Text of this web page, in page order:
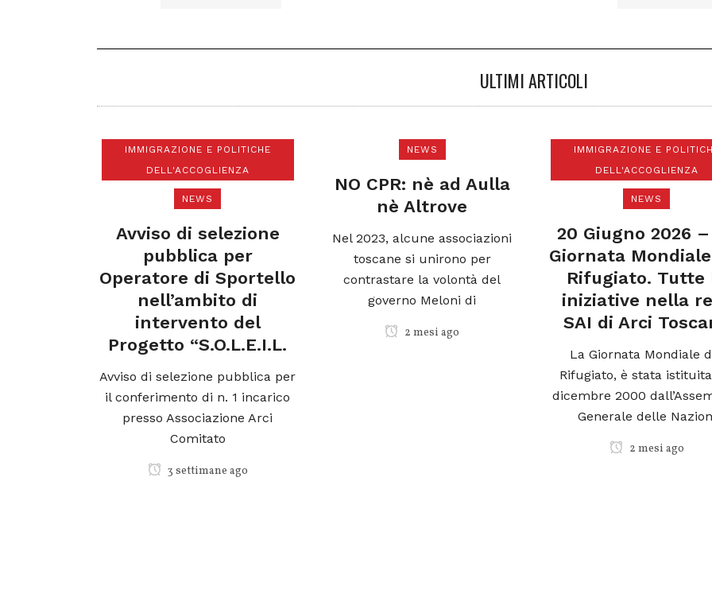
ULTIMI ARTICOLI
IMMIGRAZIONE E POLITICHE
DELL'ACCOGLIENZA
Avviso di selezione
pubblica per
Operatore di Sportello
nell’ambito di
intervento del
Progetto “S.O.L.E.I.L.
Avviso di selezione pubblica per
il conferimento di n. 1 incarico
presso Associazione Arci
Comitato
3 settimane ago
NO CPR: nè ad Aulla
nè Altrove
Nel 2023, alcune associazioni
toscane si unirono per
contrastare la volontà del
governo Meloni di
2 mesi ago
IMMIGRAZIONE E POLITICHE
DELL'ACCOGLIENZA
20 Giugno 2026 – La
Giornata Mondiale del
Rifugiato. Tutte le
iniziative nella rete
SAI di Arci Toscana
La Giornata Mondiale del
Rifugiato, è stata istituita il 4
dicembre 2000 dall’Assemblea
Generale delle Nazioni
2 mesi ago